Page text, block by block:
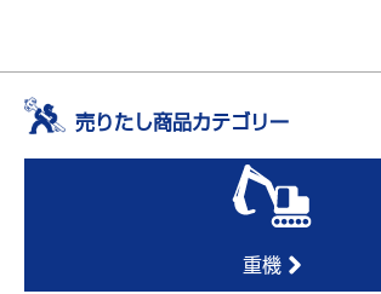
売りたし商品カテゴリー
重機